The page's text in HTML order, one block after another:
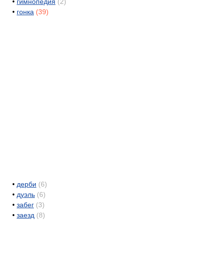
• гонка (39)
• дерби (6)
• дуэль (6)
• забег (3)
• заезд (8)